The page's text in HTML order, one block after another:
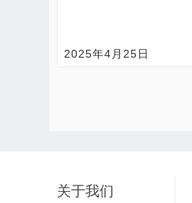
2025年4月25日
关于我们